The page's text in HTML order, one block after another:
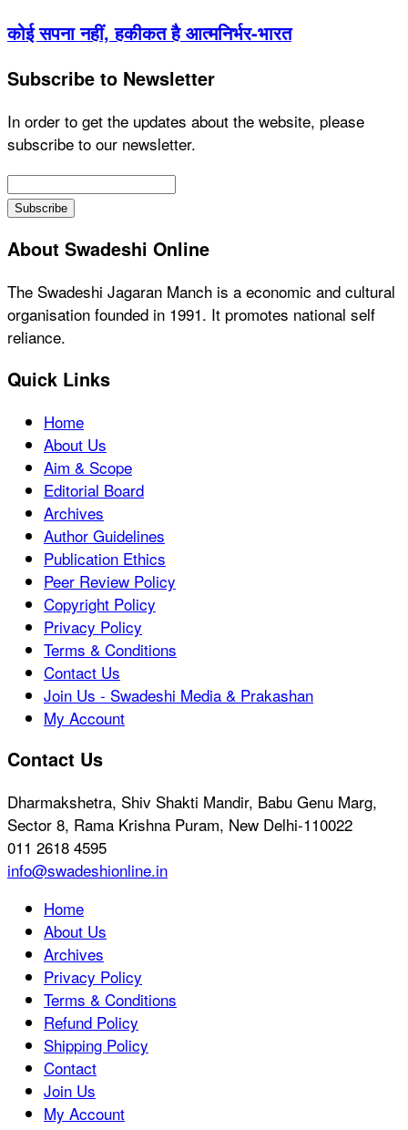
कोई सपना नहीं, हकीकत है आत्मनिर्भर-भारत
Subscribe to Newsletter
In order to get the updates about the website, please
subscribe to our newsletter.
About Swadeshi Online
The Swadeshi Jagaran Manch is a economic and cultural
organisation founded in 1991. It promotes national self
reliance.
Quick Links
Home
About Us
Aim & Scope
Editorial Board
Archives
Author Guidelines
Publication Ethics
Peer Review Policy
Copyright Policy
Privacy Policy
Terms & Conditions
Contact Us
Join Us - Swadeshi Media & Prakashan
My Account
Contact Us
Dharmakshetra, Shiv Shakti Mandir, Babu Genu Marg,
Sector 8, Rama Krishna Puram, New Delhi-110022
011 2618 4595
info@swadeshionline.in
Home
About Us
Archives
Privacy Policy
Terms & Conditions
Refund Policy
Shipping Policy
Contact
Join Us
My Account